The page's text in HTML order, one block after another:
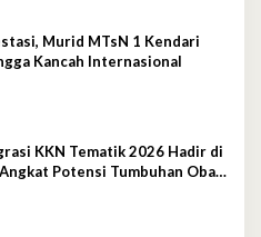
Murid MTsN 1 Kendari
Kancah Internasional
KKN Tematik 2026 Hadir di
Potensi Tumbuhan Obat